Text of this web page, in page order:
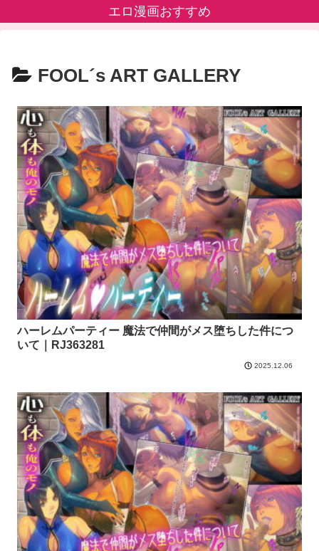
エロ漫画おすすめ
FOOL´s ART GALLERY
ハーレムパーティー 魔法で仲間がメス堕ちした件につ
いて｜RJ363281
2025.12.06